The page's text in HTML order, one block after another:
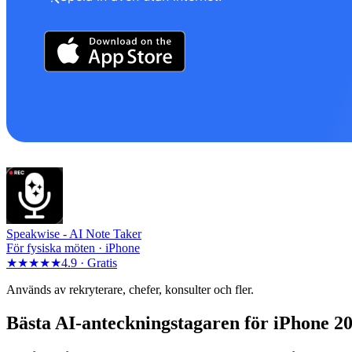
Speakwise - AI Note Taker
För fysiska möten · iPhone
★★★★★4.9 · Gratis
Används av rekryterare, chefer, konsulter och fler.
Bästa AI-anteckningstagaren för iPhone